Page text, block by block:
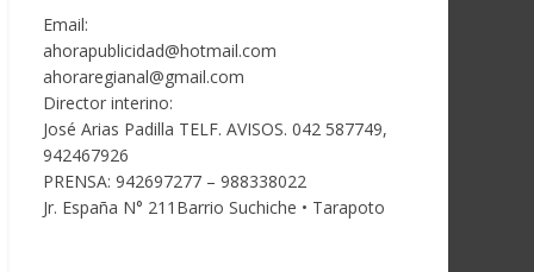
Email:
ahorapublicidad@hotmail.com
ahoraregianal@gmail.com
Director interino:
José Arias Padilla TELF. AVISOS. 042 587749,
942467926
PRENSA: 942697277 – 988338022
Jr. España N° 211Barrio Suchiche • Tarapoto